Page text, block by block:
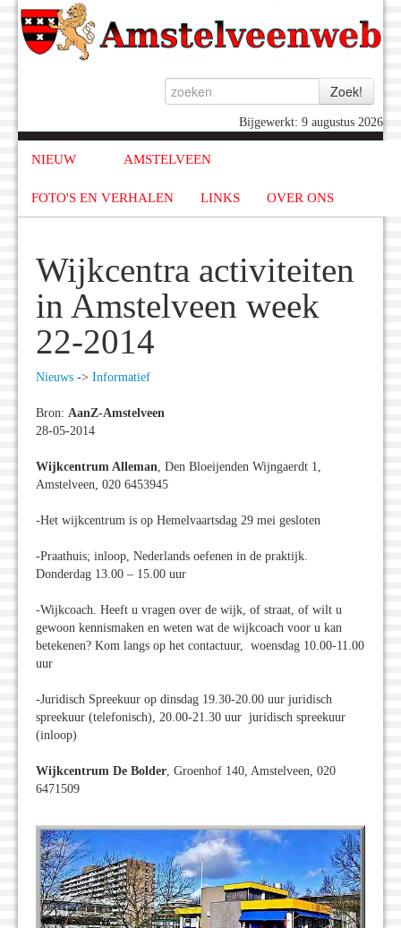
Bijgewerkt: 9 augustus 2026
NIEUW AMSTELVEEN
FOTO'S EN VERHALEN LINKS OVER ONS
Wijkcentra activiteiten
in Amstelveen week
22-2014
Nieuws -> Informatief
Bron: AanZ-Amstelveen
28-05-2014
Wijkcentrum Alleman, Den Bloeijenden Wijngaerdt 1,
Amstelveen, 020 6453945
-Het wijkcentrum is op Hemelvaartsdag 29 mei gesloten
-Praathuis; inloop, Nederlands oefenen in de praktijk.
Donderdag 13.00 – 15.00 uur
-Wijkcoach. Heeft u vragen over de wijk, of straat, of wilt u
gewoon kennismaken en weten wat de wijkcoach voor u kan
betekenen? Kom langs op het contactuur, woensdag 10.00-11.00
uur
-Juridisch Spreekuur op dinsdag 19.30-20.00 uur juridisch
spreekuur (telefonisch), 20.00-21.30 uur juridisch spreekuur
(inloop)
Wijkcentrum De Bolder, Groenhof 140, Amstelveen, 020
6471509